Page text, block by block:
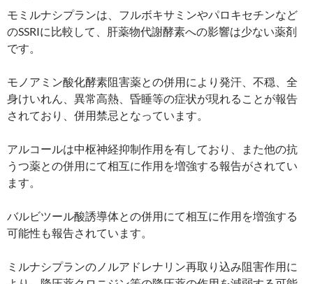
モミルナシプランは、フルボキサミンやパロキセチンなど
のSSRIに比較して、肝薬物代謝酵素への影響は少ない薬剤
です。
モノアミン酸化酵素阻害薬との併用により発汗、不穏、全
身けいれん、異常高熱、昏睡等の症状が現れることが報告
されており、併用禁忌となっています。
アルコールは中枢神経抑制作用を有しており、また他の抗
うつ薬との併用にて相互に作用を増強する報告がされてい
ます。
バルビツール酸誘導体との併用にて相互に作用を増強する
可能性も報告されています。
ミルナシプランのノルアドレナリン再取り込み阻害作用に